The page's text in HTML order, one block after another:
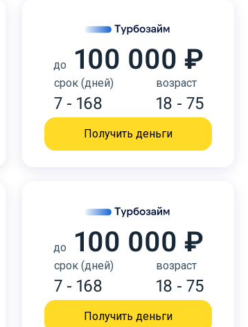
до 100 000 ₽
срок (дней)
7 - 168
возраст
18 - 75
Получить деньги
до 100 000 ₽
срок (дней)
7 - 168
возраст
18 - 75
Получить деньги